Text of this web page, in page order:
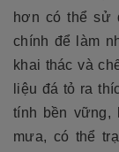
hơn có thể sử
chính để làm
khai thác và
liệu đá tỏ ra
tính bền vững,
mưa, có thể